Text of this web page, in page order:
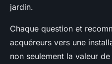
jardin.
Chaque question et
acquéreurs vers une
non seulement la valeur